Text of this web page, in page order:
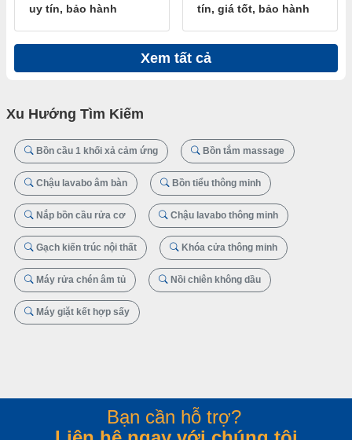
uy tín, bảo hành
tín, giá tốt, bảo hành
Xem tất cả
Xu Hướng Tìm Kiếm
Bồn cầu 1 khối xả cảm ứng Bồn tắm massage
Chậu lavabo âm bàn Bồn tiểu thông minh
Nắp bồn cầu rửa cơ Chậu lavabo thông minh
Gạch kiến trúc nội thất Khóa cửa thông minh
Máy rửa chén âm tủ Nồi chiên không dầu
Máy giặt kết hợp sấy
Bạn cần hỗ trợ?